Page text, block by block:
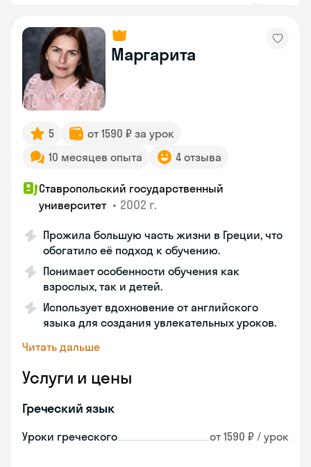
Маргарита
5
от 1590 ₽ за урок
10 месяцев опыта
4 отзыва
Ставропольский государственный
университет • 2002 г.
Прожила большую часть жизни в Греции, что
обогатило её подход к обучению.
Понимает особенности обучения как
взрослых, так и детей.
Использует вдохновение от английского
языка для создания увлекательных уроков.
Читать дальше
Услуги и цены
Греческий язык
Уроки греческого от 1590 ₽ / урок